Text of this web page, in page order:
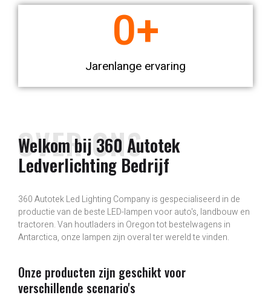
Jarenlange ervaring
0+
Welkom bij 360 Autotek
Ledverlichting Bedrijf
360 Autotek Led Lighting Company is gespecialiseerd in de
productie van de beste LED-lampen voor auto's, landbouw en
tractoren. Van houtladers in Oregon tot bestelwagens in
Antarctica, onze lampen zijn overal ter wereld te vinden.
OVER ONS
Onze producten zijn geschikt voor
verschillende scenario's